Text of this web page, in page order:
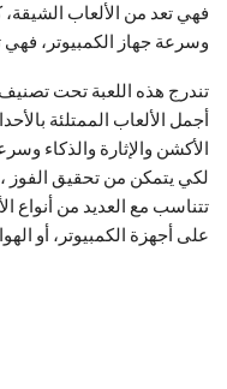
فهي تعد من الألعاب
وسرعة جهاز الكمبيوتر،
تندرج هذه اللعبة تحت تصنيف
أجمل الألعاب الممتلئة
الأكشن والإثارة والذكاء
لكي يتمكن من تحقيق الفوز
تتناسب مع العديد من أنواع
على أجهزة الكمبيوتر، أو